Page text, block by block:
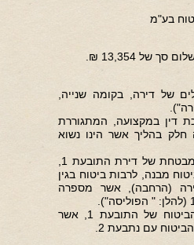
של 13,354 ₪.
בעלים של דירה, בקומה שנייה,
עורכת דין במקצועה, המתגוררת
בהליך אשר הינו נשוא
מבנה, לרבות ביטוח בגין
(הרחבה), אשר מספרה
הנתבע 1 הינו סוכן הביטוח של התובעת 1, אשר
עם נתבעת 2.